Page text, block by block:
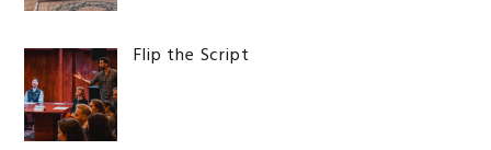
Flip the Script